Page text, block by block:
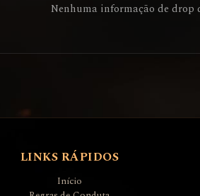
Nenhuma informação de drop
LINKS RÁPIDOS
Início